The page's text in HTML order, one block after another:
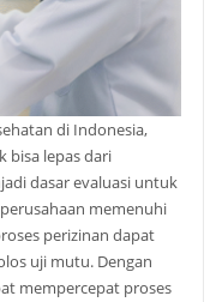
di Indonesia,
bisa lepas dari
dasar evaluasi untuk
memenuhi
perizinan dapat
uji mutu. Dengan
mempercepat proses